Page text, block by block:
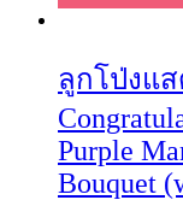
ลูกโป่งแ
Purple
Bouquet